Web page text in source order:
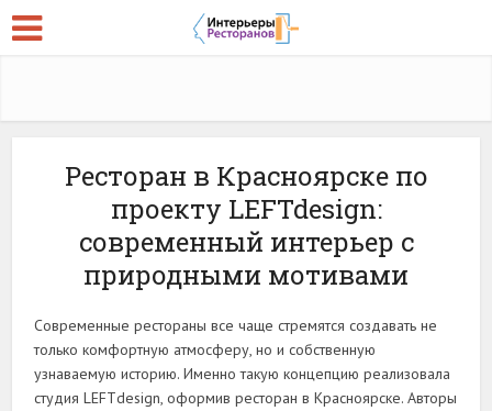
Ресторан в Красноярске по
проекту LEFTdesign:
современный интерьер с
природными мотивами
Современные рестораны все чаще стремятся создавать не
только комфортную атмосферу, но и собственную
узнаваемую историю. Именно такую концепцию реализовала
студия LEFTdesign, оформив ресторан в Красноярске. Авторы